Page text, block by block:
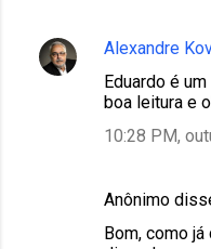
Alexandre
Eduardo é
boa leitura e
10:28 PM,
Anônimo
Bom, como